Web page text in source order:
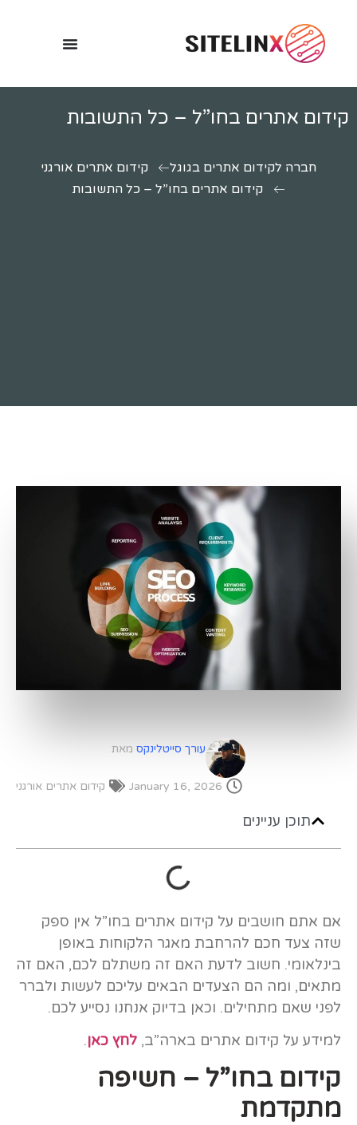
קידום אתרים בחו”ל – כל התשובות
חברה לקידום אתרים בגוגל
קידום אתרים אורגני
קידום אתרים בחו”ל – כל התשובות
עורך סייטלינקס מאת
January 16, 2026 קידום אתרים אורגני
תוכן עניינים
אם אתם חושבים על קידום אתרים בחו”ל אין ספק
שזה צעד חכם להרחבת מאגר הלקוחות באופן
בינלאומי. חשוב לדעת האם זה משתלם לכם, האם זה
מתאים, ומה הם הצעדים הבאים עליכם לעשות ולברר
לפני שאם מתחילים. וכאן בדיוק אנחנו נסייע לכם.
למידע על קידום אתרים בארה”ב, לחץ כאן.
קידום בחו”ל – חשיפה
מתקדמת